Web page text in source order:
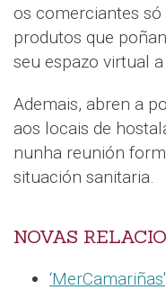
os comerciantes
produtos que
seu espazo virtual
Ademais, abren a
aos locais de
nunha reunión
situación sanitaria.
NOVAS